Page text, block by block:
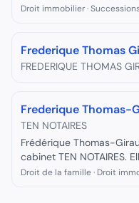
clients dans tous leurs
Droit immobilier ·
Frederique Thomas
FREDERIQUE THOMAS
Frederique Thomas-
TEN NOTAIRES
Frédérique Thomas-
cabinet TEN NOTAIRES.
droit de la famille,
Droit de la famille · Droit